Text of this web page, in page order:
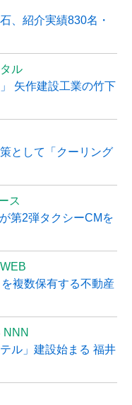
、紹介実績830名・
ル
矢作建設工業の竹下
として「クーリング
ス
第2弾タクシーCMを
複数保有する不動産
NNN
ル」建設始まる 福井